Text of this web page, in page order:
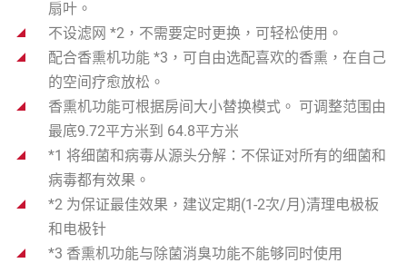
扇叶。
不设滤网 *2，不需要定时更换，可轻松使用。
配合香熏机功能 *3，可自由选配喜欢的香熏，在自己
的空间疗愈放松。
香熏机功能可根据房间大小替换模式。 可调整范围由
最底9.72平方米到 64.8平方米
*1 将细菌和病毒从源头分解：不保证对所有的细菌和
病毒都有效果。
*2 为保证最佳效果，建议定期(1-2次/月)清理电极板
和电极针
*3 香熏机功能与除菌消臭功能不能够同时使用